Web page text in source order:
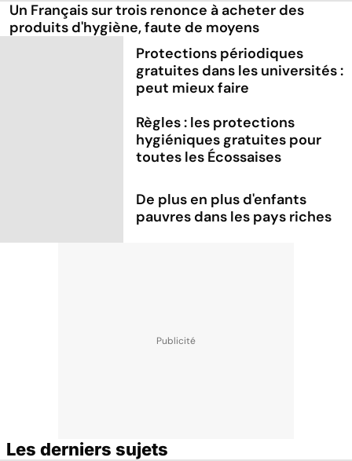
Un Français sur trois renonce à acheter des
produits d'hygiène, faute de moyens
Protections périodiques
gratuites dans les universités :
peut mieux faire
Règles : les protections
hygiéniques gratuites pour
toutes les Écossaises
De plus en plus d'enfants
pauvres dans les pays riches
Les derniers sujets